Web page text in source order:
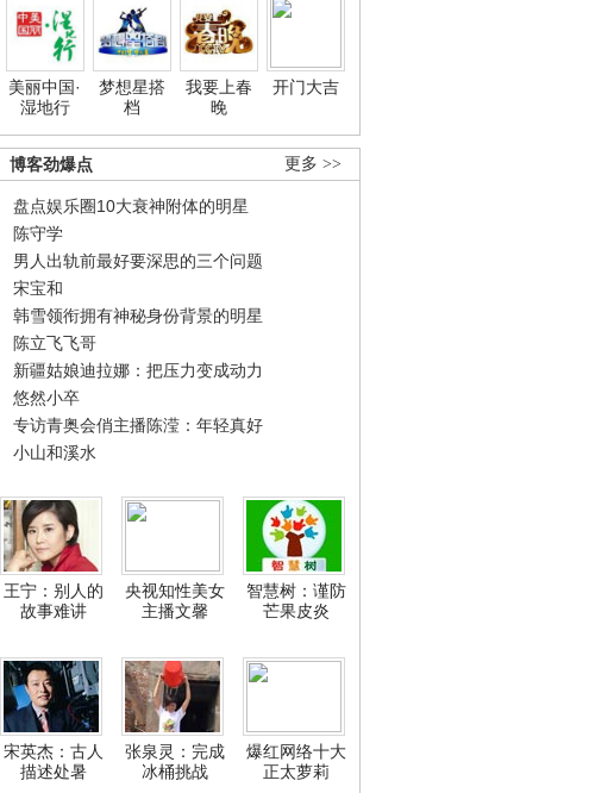
美丽中国·
湿地行
梦想星搭
档
我要上春
晚
开门大吉
更多 >>
博客劲爆点
盘点娱乐圈10大衰神附体的明星
陈守学
男人出轨前最好要深思的三个问题
宋宝和
韩雪领衔拥有神秘身份背景的明星
陈立飞飞哥
新疆姑娘迪拉娜：把压力变成动力
悠然小卒
专访青奥会俏主播陈滢：年轻真好
小山和溪水
王宁：别人的
故事难讲
央视知性美女
主播文馨
智慧树：谨防
芒果皮炎
宋英杰：古人
描述处暑
张泉灵：完成
冰桶挑战
爆红网络十大
正太萝莉